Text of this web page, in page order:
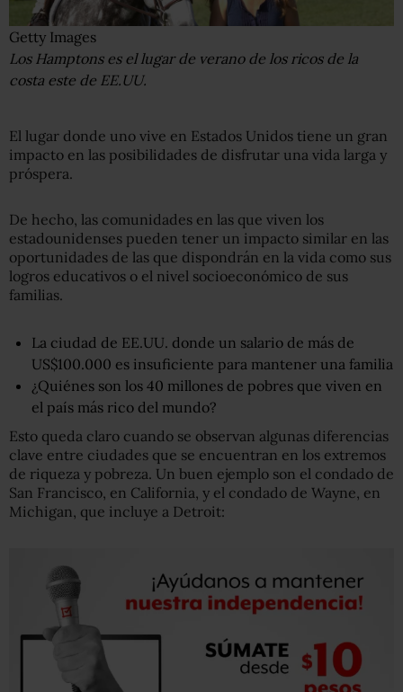
Getty Images
Los Hamptons es el lugar de verano de los ricos de la
costa este de EE.UU.
El lugar donde uno vive en Estados Unidos tiene un gran
impacto en las posibilidades de disfrutar una vida larga y
próspera.
De hecho, las comunidades en las que viven los
estadounidenses pueden tener un impacto similar en las
oportunidades de las que dispondrán en la vida como sus
logros educativos o el nivel socioeconómico de sus
familias.
La ciudad de EE.UU. donde un salario de más de
US$100.000 es insuficiente para mantener una familia
¿Quiénes son los 40 millones de pobres que viven en
el país más rico del mundo?
Esto queda claro cuando se observan algunas diferencias
clave entre ciudades que se encuentran en los extremos
de riqueza y pobreza. Un buen ejemplo son el condado de
San Francisco, en California, y el condado de Wayne, en
Michigan, que incluye a Detroit: